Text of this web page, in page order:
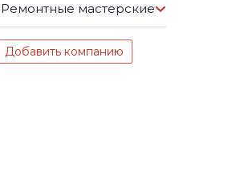
Ремонтные мастерские
Добавить компанию